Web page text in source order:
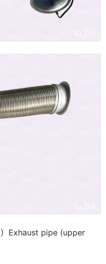
Exhaust pipe (upper